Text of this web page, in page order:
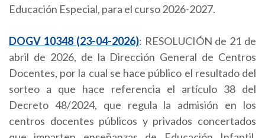
Educación Especial, para el curso 2026-2027.
DOGV 10348 (23-04-2026): RESOLUCIÓN de 21 de
abril de 2026, de la Dirección General de Centros
Docentes, por la cual se hace público el resultado del
sorteo a que hace referencia el artículo 38 del
Decreto 48/2024, que regula la admisión en los
centros docentes públicos y privados concertados